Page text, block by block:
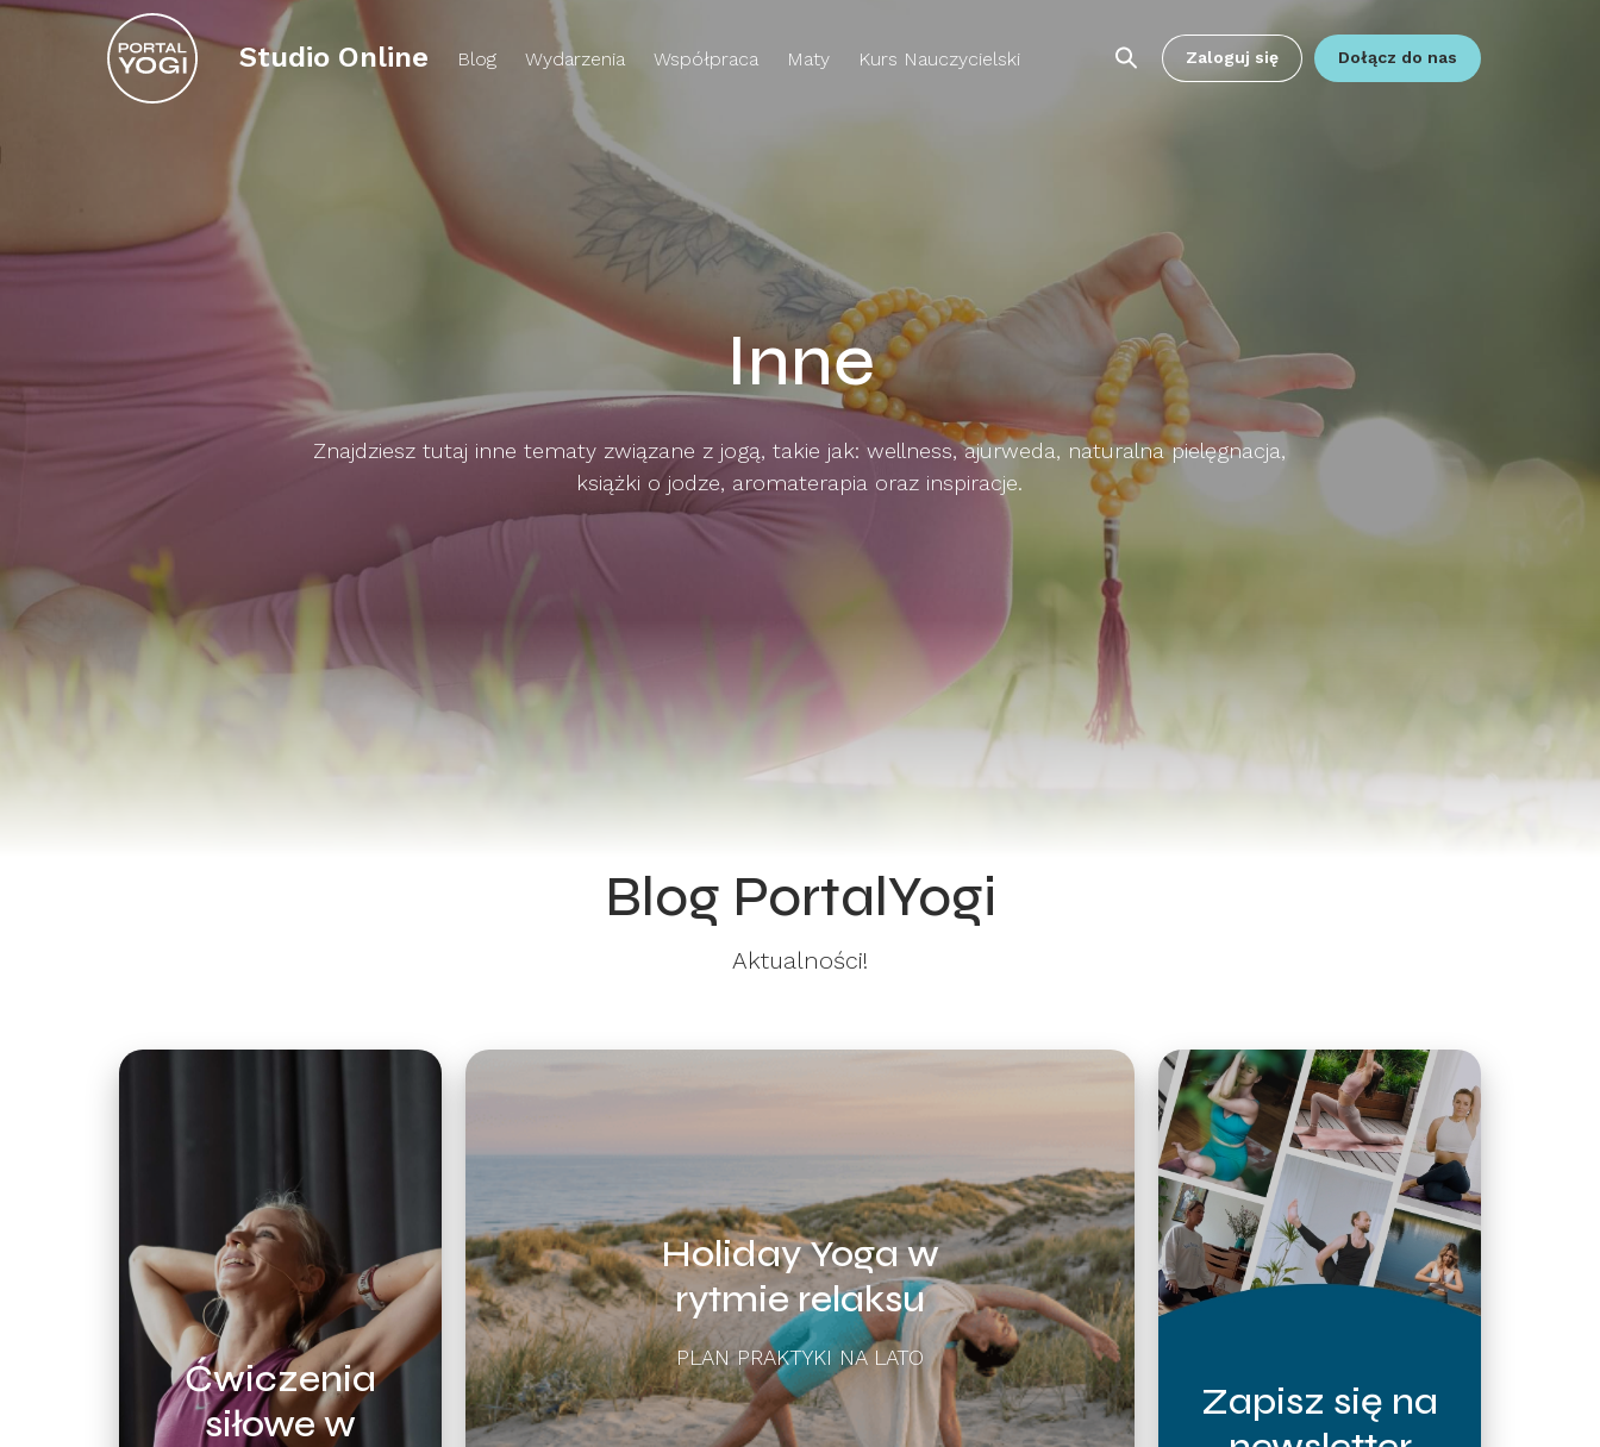
Studio Online Blog Wydarzenia Współpraca Maty Kurs Nauczycielski Zaloguj się Dołącz do nas
Inne
Znajdziesz tutaj inne tematy związane z jogą, takie jak: wellness, ajurweda, naturalna pielęgnacja,
książki o jodze, aromaterapia oraz inspiracje.
Blog PortalYogi
Aktualności!
Ćwiczenia
siłowe w
Holiday Yoga w
rytmie relaksu
PLAN PRAKTYKI NA LATO
Zapisz się na